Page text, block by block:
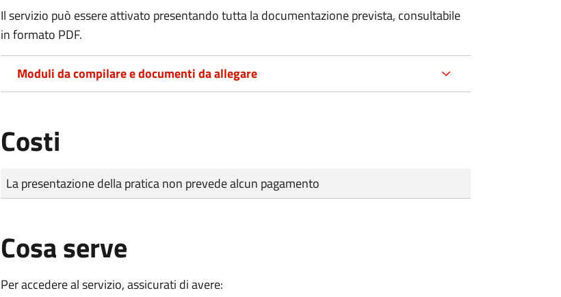
Il servizio può essere attivato presentando tutta la documentazione prevista, consultabile
in formato PDF.
Moduli da compilare e documenti da allegare
Costi
Tipo di pagamento
Importo
La presentazione della pratica non prevede alcun pagamento
Cosa serve
Per accedere al servizio, assicurati di avere: